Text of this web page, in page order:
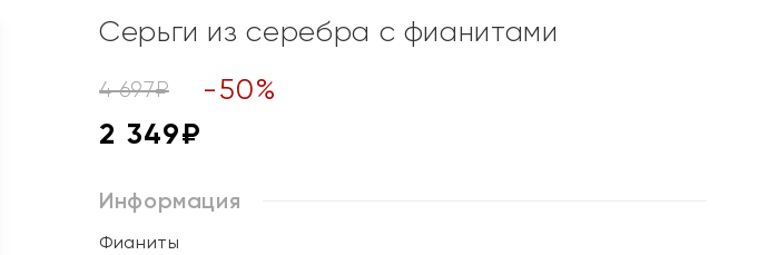
Серьги из серебра с фианитами
4 697₽ -50%
2 349₽
Информация
Фианиты